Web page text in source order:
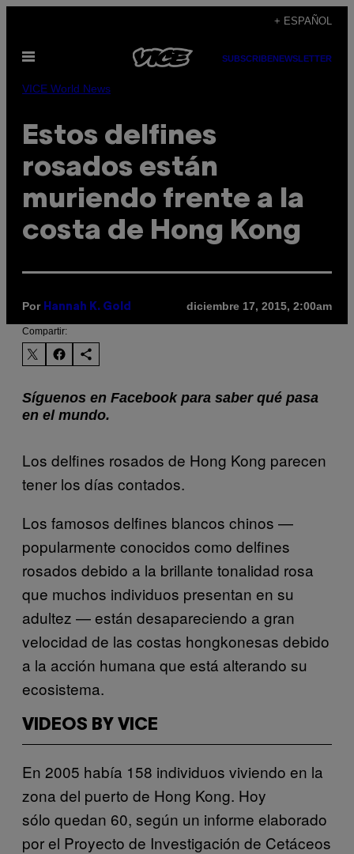
contenido
+ ESPAÑOL
Abrir
SUBSCRIBENEWSLETTER
VICE World News
Estos delfines
rosados están
muriendo frente a la
costa de Hong Kong
Por Hannah K. Gold diciembre 17, 2015, 2:00am
Compartir:
Síguenos en Facebook para saber qué pasa
en el mundo.
Los delfines rosados de Hong Kong parecen
tener los días contados.
Los famosos delfines blancos chinos —
popularmente conocidos como delfines
rosados debido a la brillante tonalidad rosa
que muchos individuos presentan en su
adultez — están desapareciendo a gran
velocidad de las costas hongkonesas debido
a la acción humana que está alterando su
ecosistema.
VIDEOS BY VICE
En 2005 había 158 individuos viviendo en la
zona del puerto de Hong Kong. Hoy
sólo quedan 60, según un informe elaborado
por el Proyecto de Investigación de Cetáceos